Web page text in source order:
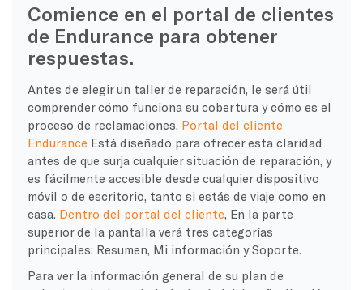
Comience en el portal de clientes
de Endurance para obtener
respuestas.
Antes de elegir un taller de reparación, le será útil
comprender cómo funciona su cobertura y cómo es el
proceso de reclamaciones. Portal del cliente
Endurance Está diseñado para ofrecer esta claridad
antes de que surja cualquier situación de reparación, y
es fácilmente accesible desde cualquier dispositivo
móvil o de escritorio, tanto si estás de viaje como en
casa. Dentro del portal del cliente , En la parte
superior de la pantalla verá tres categorías
principales: Resumen, Mi información y Soporte.
Para ver la información general de su plan de